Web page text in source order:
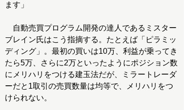
ます」
自動売買プログラム開発の達人であるミスター
ブレイン氏はこう指摘する。たとえば「ピラミッ
ディング」。最初の買いは10万、利益が乗ってき
たら5万、さらに2万といったようにポジション数
にメリハリをつける建玉法だが、ミラートレーダ
ーだと1取引の売買数量は均等で、メリハリをつ
けられない。